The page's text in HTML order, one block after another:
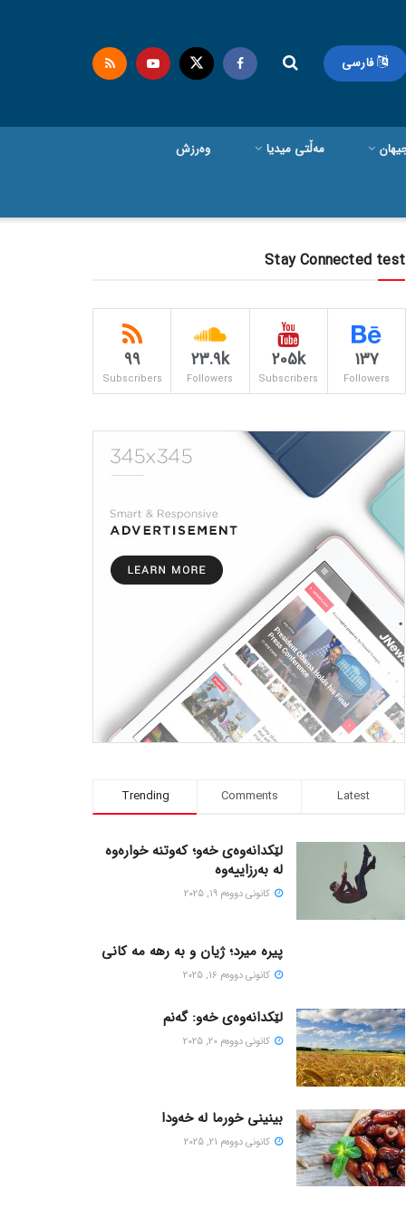
فارسی
مەڵتی میدیا وەرزش
Stay Connected test
137
Followers
205k
Subscribers
23.9k
Followers
99
Subscribers
Trending Comments Latest
لێکدانەوەی خەو؛ کەوتنە خوارەوە
لە بەرزاییەوە
كانونی دووه‌م 19, 2025
پیره میرد؛ ژیان و به رهه مه کانی
كانونی دووه‌م 16, 2025
لێکدانەوەی خەو: گەنم
كانونی دووه‌م 20, 2025
بینینی خورما لە خەودا
كانونی دووه‌م 21, 2025